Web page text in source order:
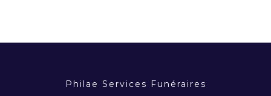
Philae Services Funéraires